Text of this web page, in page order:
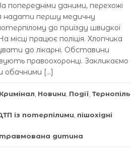
попередніми даними, перехожі
надати першу медичну
до приїзду швидкої
місці працює поліція. Хлопчика
до лікарні. Обставини
правоохоронці. Закликаємо
обачними […]
Кримінал Новини Події Тернопіль
із потерпілими пішохідні
травмована дитина